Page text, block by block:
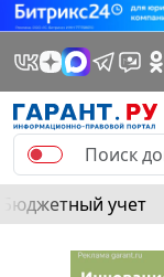
Бюджетный учет